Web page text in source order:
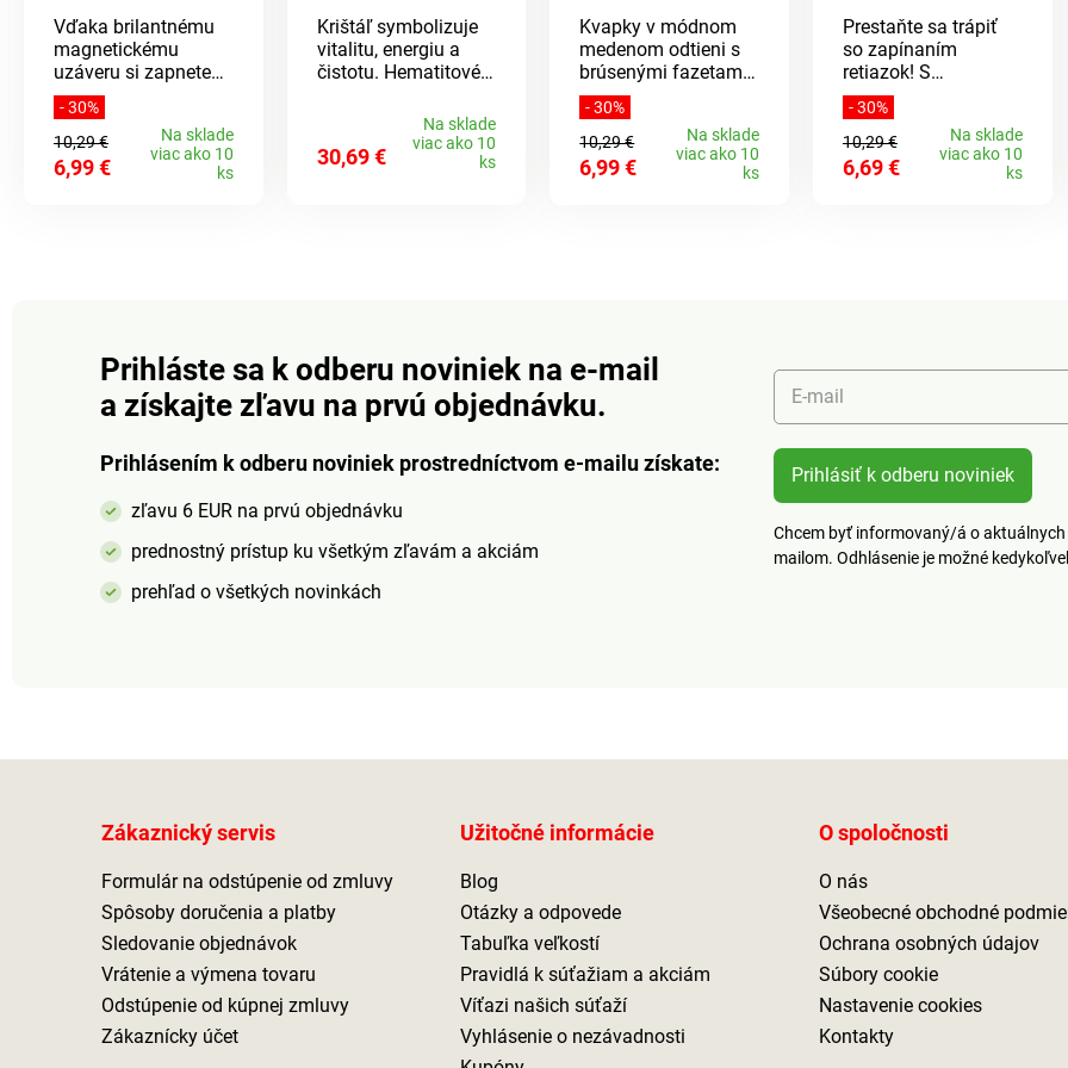
Vďaka brilantnému
magnetickému
uzáveru si zapnete
Vaše náhrdelníky bez
námahy. Bohato
zdobené trblietavými
kamienkami, ktoré sú
veľmi atraktívne.
- 30%
10,29 €
6,99 €
Na sklade
viac ako 10
ks
Krištáľ symbolizuje
vitalitu, energiu a
čistotu. Hematitové
jemnými akcentmi
vo farbe ružového
zlata podčiarkujú
30,69 €
Na sklade
viac ako 10
ks
Kvapky v módnom
medenom odtieni s
brúsenými fazetami
a blýskavými
kamienkami! S
týmito šperkami
vyniknete.
- 30%
10,29 €
6,99 €
Na sklade
viac ako 10
ks
Prestaňte sa trápiť
so zapínaním
retiazok! S
magnetickým
zapínaním je to
otázka sekúnd. Tiež
sú atraktívne ako
prívesky. Dostanete 1
- 30%
10,29 €
6,69 €
Na sklade
viac ako 10
ks
Prihláste sa k odberu noviniek na e-mail
a získajte zľavu na prvú objednávku.
Prihlásením k odberu noviniek prostredníctvom e-mailu získate:
zľavu 6 EUR na prvú objednávku
prednostný prístup ku všetkým zľavám a akciám
prehľad o všetkých novinkách
E-mail
Prihlásiť k odberu noviniek
Chcem byť informovaný/á o
mailom. Odhlásenie je možné
Zákaznický servis
Formulár na odstúpenie od zmluvy
Spôsoby doručenia a platby
Sledovanie objednávok
Vrátenie a výmena tovaru
Odstúpenie od kúpnej zmluvy
Zákaznícky účet
Užitočné informácie
Blog
Otázky a odpovede
Tabuľka veľkostí
Pravidlá k súťažiam a akciám
Víťazi našich súťaží
Vyhlásenie o nezávadnosti
O spoločnosti
O nás
Všeobecné obchodné
Ochrana osobných údajov
Súbory cookie
Nastavenie cookies
Kontakty